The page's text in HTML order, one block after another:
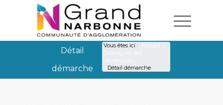
Détail
démarche
Vous êtes ici :
Détail démarche